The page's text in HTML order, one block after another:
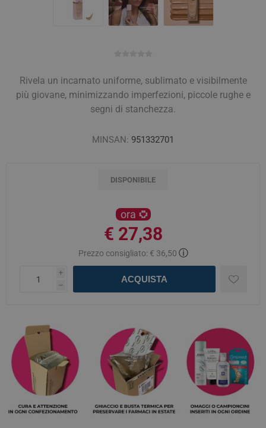
Rivela un incarnato uniforme, sublimato e visibilmente
più giovane, minimizzando imperfezioni, piccole rughe e
segni di stanchezza.
MINSAN: 951332701
DISPONIBILE
ora
€ 27,38
Prezzo consigliato: € 36,50 ⓘ
i
h
ACQUISTA